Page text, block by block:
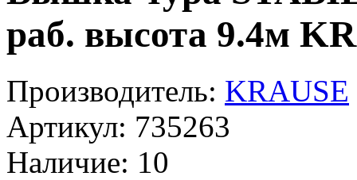
раб. высота 9.4м
Производитель: KRAUSE
Артикул: 735263
Наличие: 10